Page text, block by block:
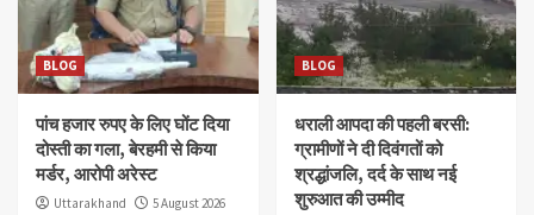
BLOG
पांच हजार रुपए के लिए घोंट दिया
दोस्ती का गला, बेरहमी से किया
मर्डर, आरोपी अरेस्ट
Uttarakhand
5 August 2026
BLOG
धराली आपदा की पहली बरसी:
ग्रामीणों ने दी दिवंगतों को
श्रद्धांजलि, दर्द के साथ नई
शुरुआत की उम्मीद